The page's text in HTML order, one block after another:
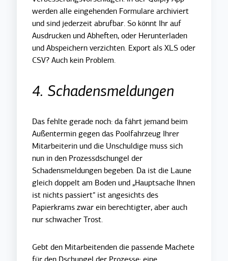
werden alle eingehenden Formulare archiviert
und sind jederzeit abrufbar. So könnt Ihr auf
Ausdrucken und Abheften, oder Herunterladen
und Abspeichern verzichten. Export als XLS oder
CSV? Auch kein Problem.
4. Schadensmeldungen
Das fehlte gerade noch: da fährt jemand beim
Außentermin gegen das Poolfahrzeug Ihrer
Mitarbeiterin und die Unschuldige muss sich
nun in den Prozessdschungel der
Schadensmeldungen begeben. Da ist die Laune
gleich doppelt am Boden und „Hauptsache Ihnen
ist nichts passiert“ ist angesichts des
Papierkrams zwar ein berechtigter, aber auch
nur schwacher Trost.
Gebt den Mitarbeitenden die passende Machete